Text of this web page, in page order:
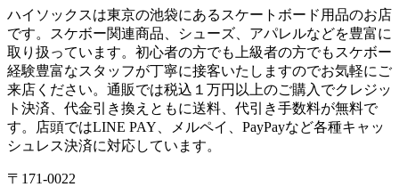
ハイソックスは東京の池袋にあるスケートボード用品のお店
です。スケボー関連商品、シューズ、アパレルなどを豊富に
取り扱っています。初心者の方でも上級者の方でもスケボー
経験豊富なスタッフが丁寧に接客いたしますのでお気軽にご
来店ください。通販では税込１万円以上のご購入でクレジッ
ト決済、代金引き換えともに送料、代引き手数料が無料で
す。店頭ではLINE PAY、メルペイ、PayPayなど各種キャッ
シュレス決済に対応しています。
〒171-0022